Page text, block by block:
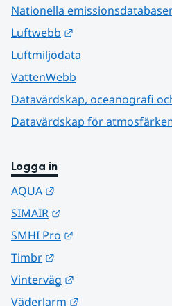
Nationella
Luftwebb
Luftmiljödata
VattenWebb
Datavärdskap, oceanografi
Datavärdskap för
Logga in
AQUA
SIMAIR
SMHI Pro
Timbr
Vinterväg
Väderlarm